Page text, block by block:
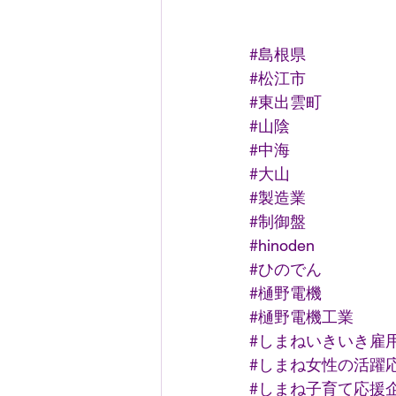
#島根県
#松江市
#東出雲町
#山陰
#中海
#大山
#製造業
#制御盤
#hinoden
#ひのでん
#樋野電機
#樋野電機工業
#しまねいきいき雇
#しまね女性の活躍
#しまね子育て応援